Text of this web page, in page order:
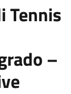
Tennis
–